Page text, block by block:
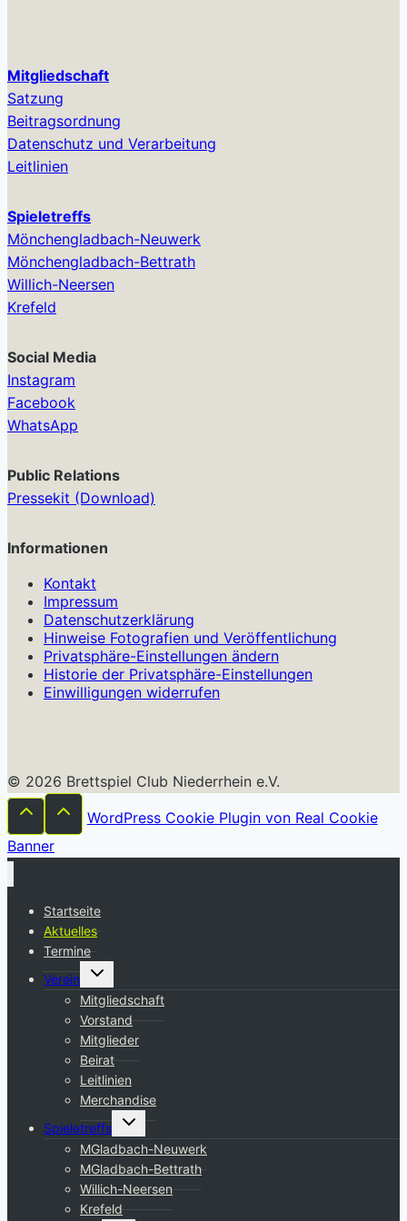
Mitgliedschaft
Satzung
Beitragsordnung
Datenschutz und Verarbeitung
Leitlinien
Spieletreffs
Mönchengladbach-Neuwerk
Mönchengladbach-Bettrath
Willich-Neersen
Krefeld
Social Media
Instagram
Facebook
WhatsApp
Public Relations
Pressekit (Download)
Informationen
Kontakt
Impressum
Datenschutzerklärung
Hinweise Fotografien und Veröffentlichung
Privatsphäre-Einstellungen ändern
Historie der Privatsphäre-Einstellungen
Einwilligungen widerrufen
© 2026 Brettspiel Club Niederrhein e.V.
WordPress Cookie Plugin von Real Cookie
Banner
Startseite
Aktuelles
Termine
Verein
Untermenü
Mitgliedschaft
Vorstand
Mitglieder
Beirat
Leitlinien
Merchandise
Spieletreffs
Untermenü
MGladbach-Neuwerk
MGladbach-Bettrath
Willich-Neersen
Krefeld